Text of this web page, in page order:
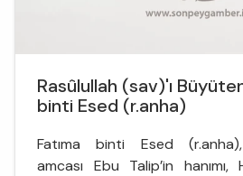
Rasûlullah (sav)'ı
binti Esed (r.anha)
Fatıma binti Esed (r.anha),
amcası Ebu Talip’in